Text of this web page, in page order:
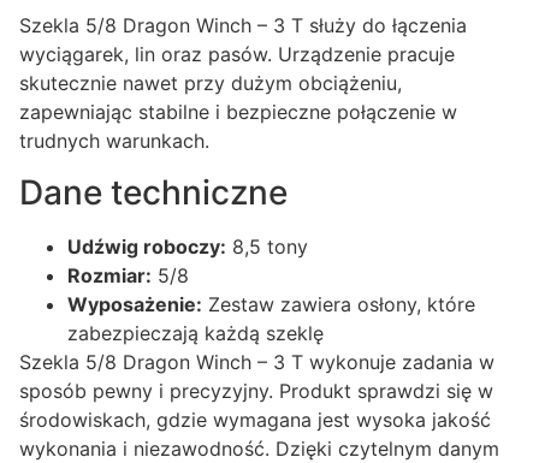
Szekla 5/8 Dragon Winch – 3 T służy do łączenia
wyciągarek, lin oraz pasów. Urządzenie pracuje
skutecznie nawet przy dużym obciążeniu,
zapewniając stabilne i bezpieczne połączenie w
trudnych warunkach.
Dane techniczne
Udźwig roboczy: 8,5 tony
Rozmiar: 5/8
Wyposażenie: Zestaw zawiera osłony, które
zabezpieczają każdą szeklę
Szekla 5/8 Dragon Winch – 3 T wykonuje zadania w
sposób pewny i precyzyjny. Produkt sprawdzi się w
środowiskach, gdzie wymagana jest wysoka jakość
wykonania i niezawodność. Dzięki czytelnym danym